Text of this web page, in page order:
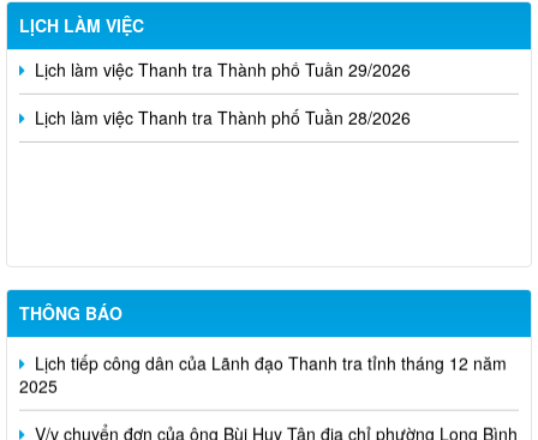
LỊCH LÀM VIỆC
Lịch làm việc Thanh tra Thành phố Tuần 30/2026
Lịch làm việc Thanh tra Thành phố Tuần 29/2026
Lịch làm việc Thanh tra Thành phố Tuần 28/2026
THÔNG BÁO
Nghị quyết số 173/NQ-CP của Chính Phủ (sau sát nhập)
Lịch tiếp công dân của Lãnh đạo Thanh tra tỉnh tháng 12 năm
2025
V/v chuyển đơn của ông Bùi Huy Tân địa chỉ phường Long Bình